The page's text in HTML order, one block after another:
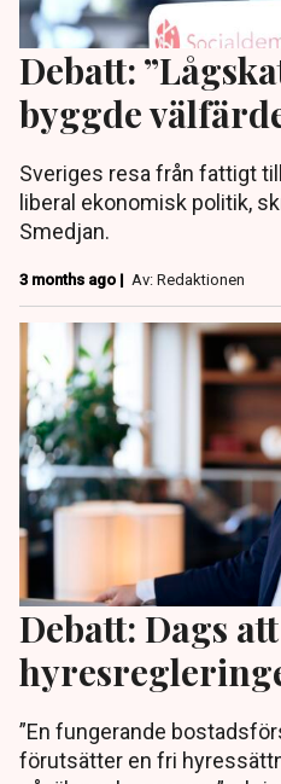
Debatt:
byggde
Sveriges resa från fattigt
liberal ekonomisk politik,
Smedjan.
3 months ago | Av: Redaktionen
Debatt: Dags
”En fungerande
förutsätter en fri